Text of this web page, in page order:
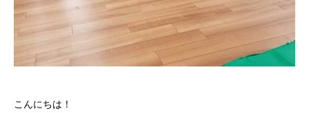
こんにちは！